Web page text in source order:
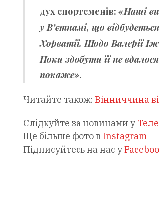
дух спортсменів: «Наші
у В’єтнамі, що
Хорватії. Щодо Валерії
Поки здобути її не
покаже».
Читайте також: Вінниччина
Слідкуйте за новинами у
Ще більше фото в Instagram
Підписуйтесь на нас у